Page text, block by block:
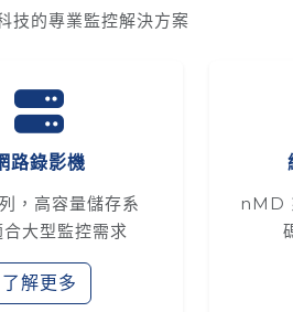
技的專業監控解決方案
路錄影機
，高容量儲存系
大型監控需求
了解更多
nMD